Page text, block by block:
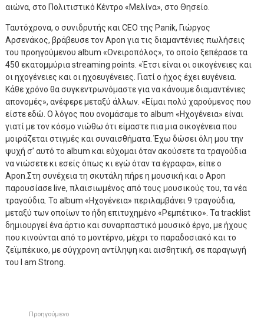
αιώνα, στο Πολιτιστικό Κέντρο «Μελίνα», στο Θησείο.
Ταυτόχρονα, ο συνιδρυτής και CEO της Panik, Γιώργος
Αρσενάκος, βράβευσε τον Αpon για τις διαμαντένιες πωλήσεις
του προηγούμενου album «Ονειροπόλος», το οποίο ξεπέρασε τα
450 εκατομμύρια streaming points. «Έτσι είναι οι οικογένειες και
οι ηχογένειες και οι ηχοευγένειες. Γιατί ο ήχος έχει ευγένεια.
Κάθε χρόνο θα συγκεντρωνόμαστε για να κάνουμε διαμαντένιες
απονομές», ανέφερε μεταξύ άλλων. «Είμαι πολύ χαρούμενος που
είστε εδώ. Ο λόγος που ονομάσαμε το album «Ηχογένεια» είναι
γιατί με τον κόσμο νιώθω ότι είμαστε πια μια οικογένεια που
μοιράζεται στιγμές και συναισθήματα. Έχω δώσει όλη μου την
ψυχή σ’ αυτό το album και εύχομαι όταν ακούσετε τα τραγούδια
να νιώσετε κι εσείς όπως κι εγώ όταν τα έγραφα», είπε ο
Apon.Στη συνέχεια τη σκυτάλη πήρε η μουσική και ο Apon
παρουσίασε live, πλαισιωμένος από τους μουσικούς του, τα νέα
τραγούδια. Το album «Ηχογένεια» περιλαμβάνει 9 τραγούδια,
μεταξύ των οποίων το ήδη επιτυχημένο «Ρεμπέτικο». Τα tracklist
δημιουργεί ένα άρτιο και συναρπαστικό μουσικό έργο, με ήχους
που κινούνται από το μοντέρνο, μέχρι το παραδοσιακό και το
ζεϊμπέκικο, με σύγχρονη αντίληψη και αισθητική, σε παραγωγή
του I am Strong.
Προηγούμενο